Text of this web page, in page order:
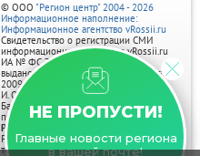
НЕ ПРОПУСТИ!
Главные новости региона
в вашей почте!
© ООО "Регион центр" 2004 - 2026
Информационное наполнение:
Информационное агентство vRossii.ru
Свидетельство о регистрации СМИ
информационного агентства vRossii.ru
ИА № ФС 77‑35502
выдано РОСКОМНАДЗОРом 04 марта
2009г.
И. О. Главного редактора Нарыков А. Н.
Баннеры на портале размещаются на
правах рекламы.
Реклама на портале:
Рекламное агентство "Умный маркетинг"
тел. 7-910-267-70-40,